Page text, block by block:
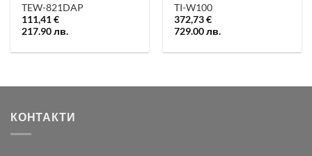
TEW-821DAP
111,41€
217.90лв.
TI-W100
372,73€
729.00лв.
КОНТАКТИ